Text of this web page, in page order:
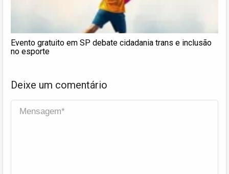
Evento gratuito em SP debate cidadania trans e inclusão
no esporte
Deixe um comentário